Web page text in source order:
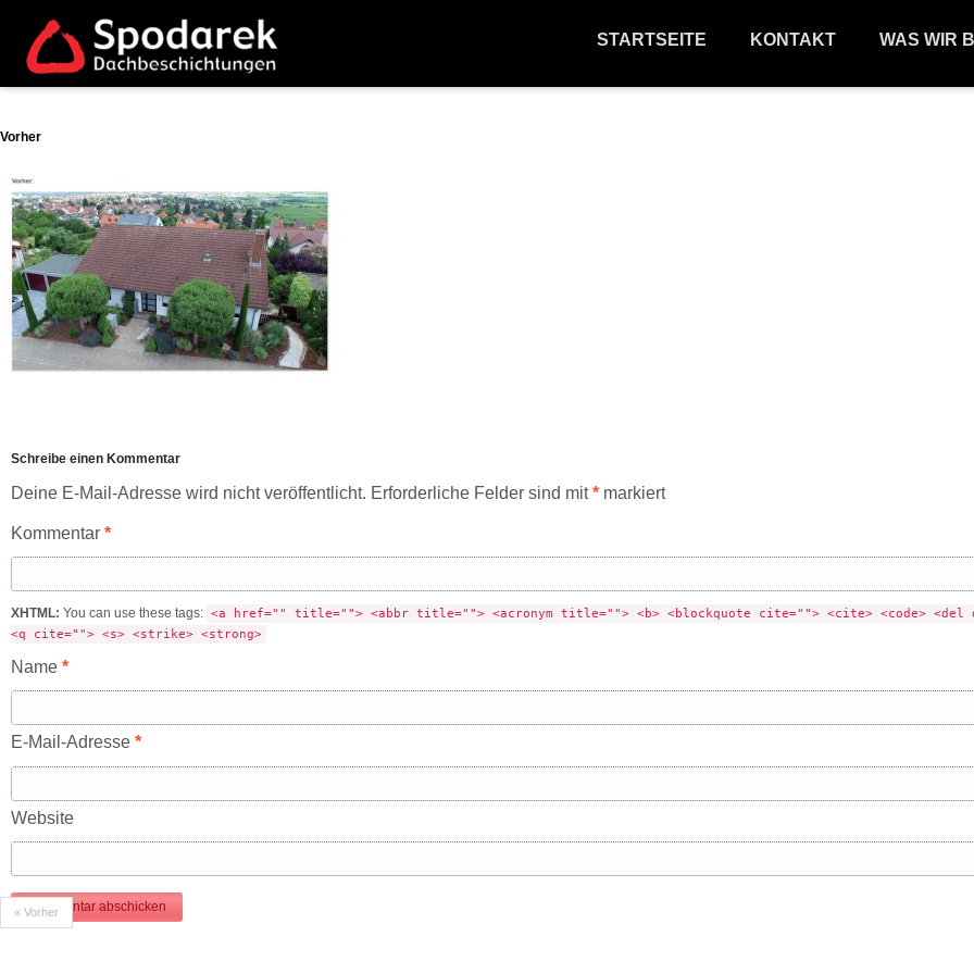
STARTSEITE KONTAKT WAS WIR
Vorher
Schreibe einen Kommentar
Deine E-Mail-Adresse wird nicht veröffentlicht. Erforderliche Felder sind mit* markiert
Kommentar *
XHTML: You can use these tags: <a href="" title=""> <abbr title=""> <acronym title=""> <b> <blockquote cite=""> <cite> <code> <del
<q cite=""> <s> <strike> <strong>
Name *
E-Mail-Adresse *
Website
« Vorher